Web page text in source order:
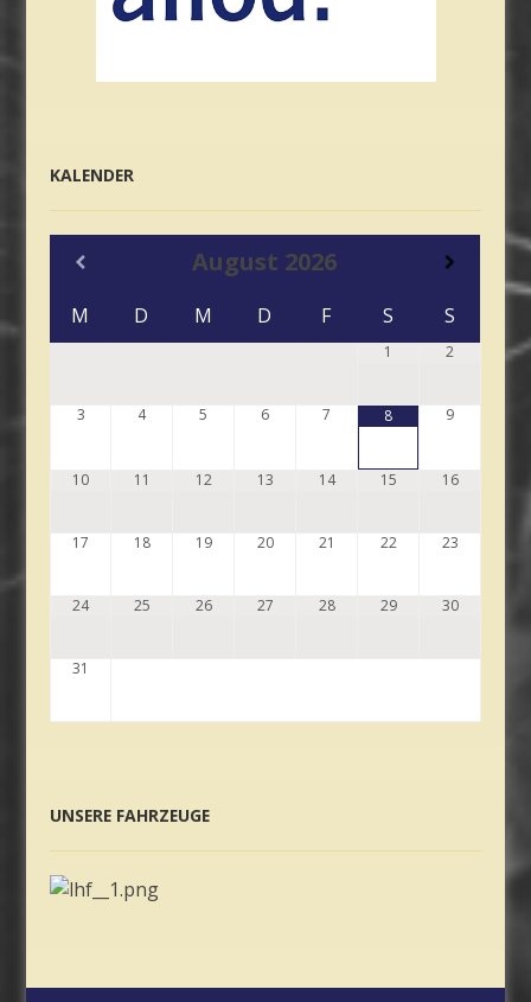
KALENDER
August 2026
M D M D F S S
1 2
3 4 5 6 7 8 9
10 11 12 13 14 15 16
17 18 19 20 21 22 23
24 25 26 27 28 29 30
31
UNSERE FAHRZEUGE